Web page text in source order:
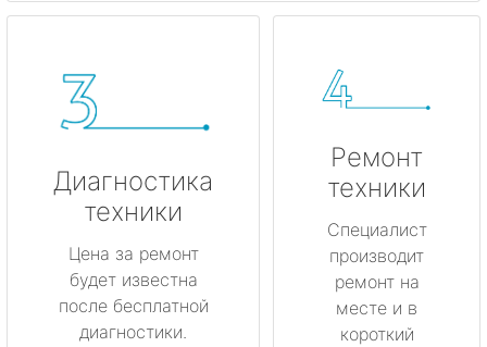
Диагностика
техники
Цена за ремонт
будет известна
после бесплатной
диагностики.
Ремонт
техники
Специалист
производит
ремонт на
месте и в
короткий